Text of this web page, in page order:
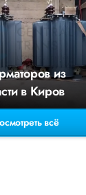
из
в Киров
всё